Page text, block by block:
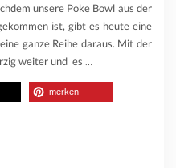
unsere Poke Bowl aus der
ist, gibt es heute eine
ganze Reihe daraus. Mit der
weiter und es
merken